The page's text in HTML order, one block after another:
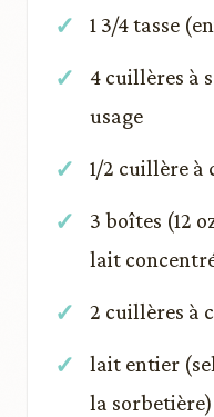
1 3/4 tasse
4 cuillères à
usage
1/2 cuillère à
3 boîtes (12
lait
2 cuillères à
lait entier
la sorbetière)